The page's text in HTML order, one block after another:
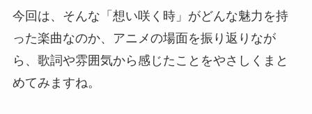
今回は、そんな「想い咲く時」がどんな魅力を持
った楽曲なのか、アニメの場面を振り返りなが
ら、歌詞や雰囲気から感じたことをやさしくまと
めてみますね。